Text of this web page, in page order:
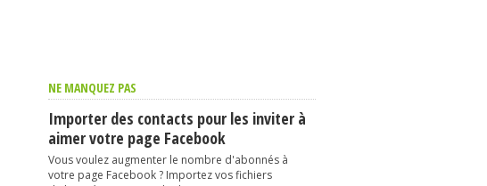
NE MANQUEZ PAS
Importer des contacts pour les inviter à
aimer votre page Facebook
Vous voulez augmenter le nombre d'abonnés à
votre page Facebook ? Importez vos fichiers